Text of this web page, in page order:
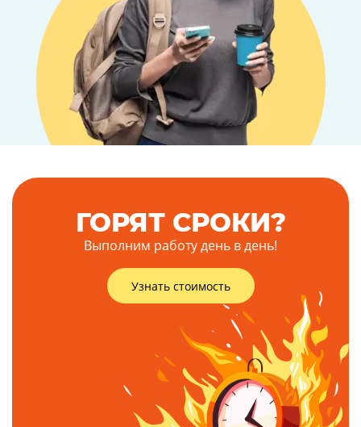
ГОРЯТ СРОКИ?
Выполним работу день в день!
Узнать стоимость